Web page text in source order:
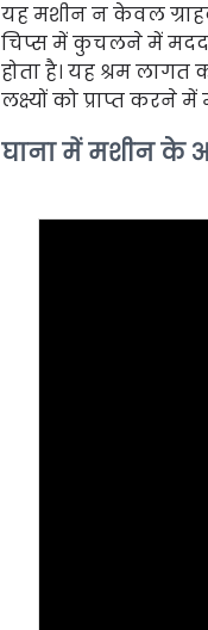
यह मशीन न केवल
चिप्स में कुचलने में मदद
होता है। यह श्रम
लक्ष्यों को प्राप्त करने
घाना में मशीन के